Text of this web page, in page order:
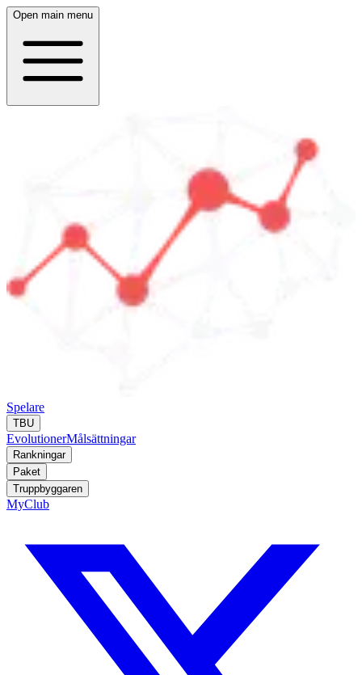
Open main menu
Spelare
TBU
EvolutionerMålsättningar
Rankningar
Paket
Truppbyggaren
MyClub